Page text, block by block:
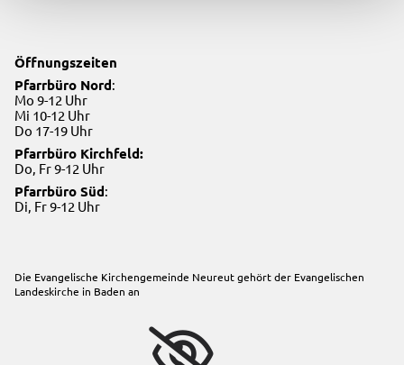
Öffnungszeiten
Pfarrbüro Nord:
Mo 9-12 Uhr
Mi 10-12 Uhr
Do 17-19 Uhr
Pfarrbüro Kirchfeld:
Do, Fr 9-12 Uhr
Pfarrbüro Süd:
Di, Fr 9-12 Uhr
Die Evangelische Kirchengemeinde Neureut gehört der Evangelischen
Landeskirche in Baden an